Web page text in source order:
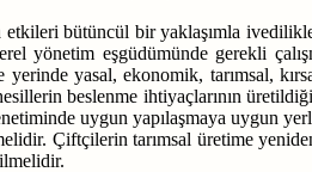
etkileri bütüncül bir yaklaşımla
eşgüdümünde gerekli
yasal, ekonomik, tarımsal,
beslenme ihtiyaçlarının
uygun yapılaşmaya uygun
Çiftçilerin tarımsal üretime